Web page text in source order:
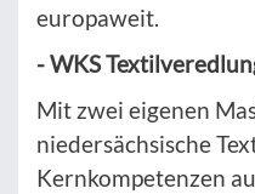
europaweit.
- WKS
Mit zwei eigenen
niedersächsische
Kernkompetenzen